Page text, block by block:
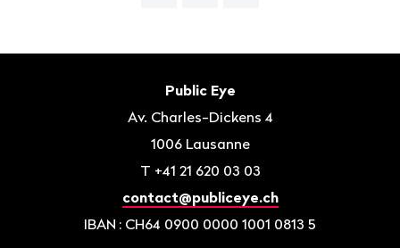
Public Eye
Av. Charles-Dickens 4
1006 Lausanne
T +41 21 620 03 03
contact@publiceye.ch
IBAN : CH64 0900 0000 1001 0813 5